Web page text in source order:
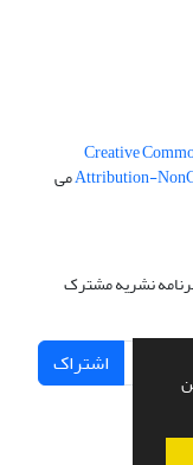
Creative
Attribution-می
نشریه مشترک
اشتراک